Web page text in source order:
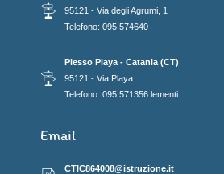
95121 - Via degli Agrumi, 1
Telefono: 095 574640
Plesso Playa - Catania (CT)
95121 - Via Playa
Telefono: 095 571356 lementi
Email
CTIC864008@istruzione.it